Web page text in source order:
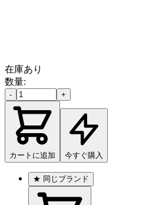
在庫あり
数量:
- +
カートに追加 今すぐ購入
★ 同じブランド